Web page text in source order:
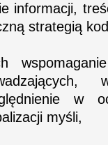
informacji,
strategią
w
myśli,